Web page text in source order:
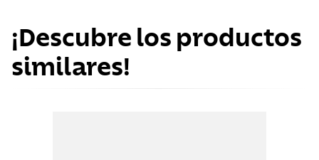
¡Descubre los productos
similares!